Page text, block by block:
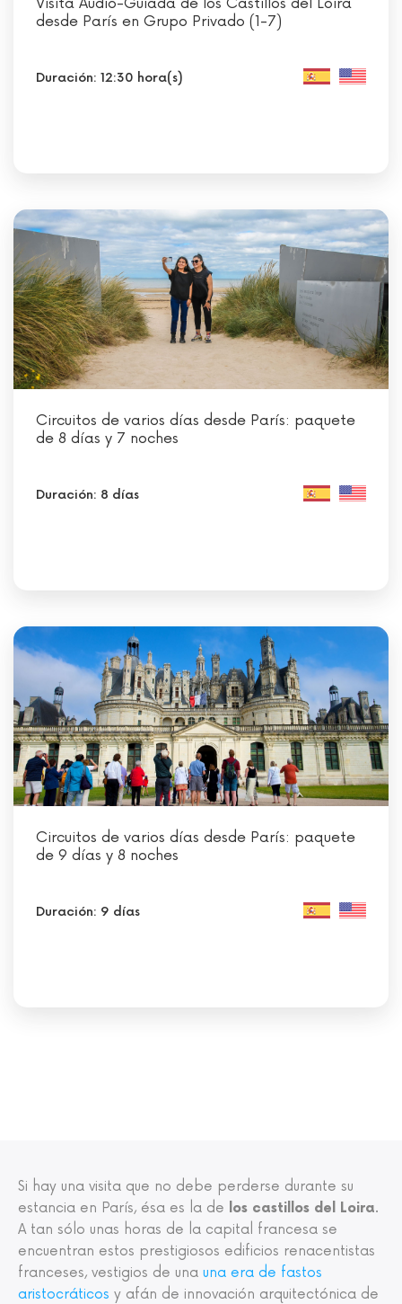
Visita Audio-Guiada de los Castillos del Loira
desde París en Grupo Privado (1-7)
Duración: 12:30 hora(s)
Circuitos de varios días desde París: paquete
de 8 días y 7 noches
Duración: 8 días
Circuitos de varios días desde París: paquete
de 9 días y 8 noches
Duración: 9 días
Si hay una visita que no debe perderse durante su
estancia en París, ésa es la de los castillos del Loira.
A tan sólo unas horas de la capital francesa se
encuentran estos prestigiosos edificios renacentistas
franceses, vestigios de una una era de fastos
aristocráticos y afán de innovación arquitectónica de